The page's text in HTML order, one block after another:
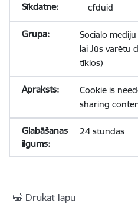
__cfduid
Sociālo
lai Jūs varētu
tīklos)
Cookie is
sharing
24 stundas
Drukāt lapu